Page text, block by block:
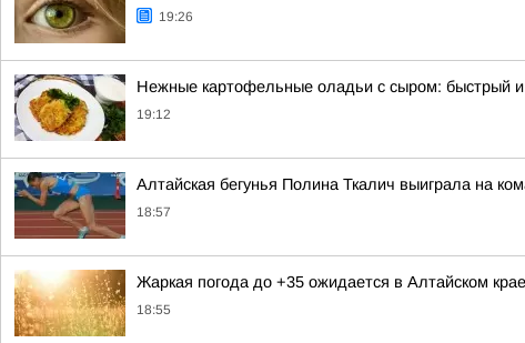
19:26
Нежные картофельные оладьи с сыром: быстрый и
19:12
Алтайская бегунья Полина Ткалич выиграла на
18:57
Жаркая погода до +35 ожидается в Алтайском
18:55